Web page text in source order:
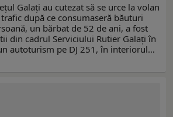
Galați au cutezat să se urce la volan
după ce consumaseră băuturi
un bărbat de 52 de ani, a fost
din cadrul Serviciului Rutier Galați în
autoturism pe DJ 251, în interiorul…